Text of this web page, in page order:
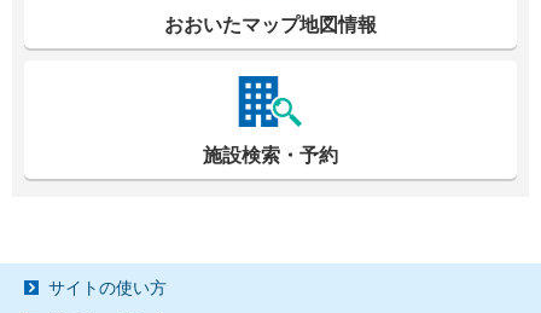
おおいたマップ地図情報
施設検索・予約
サイトの使い方